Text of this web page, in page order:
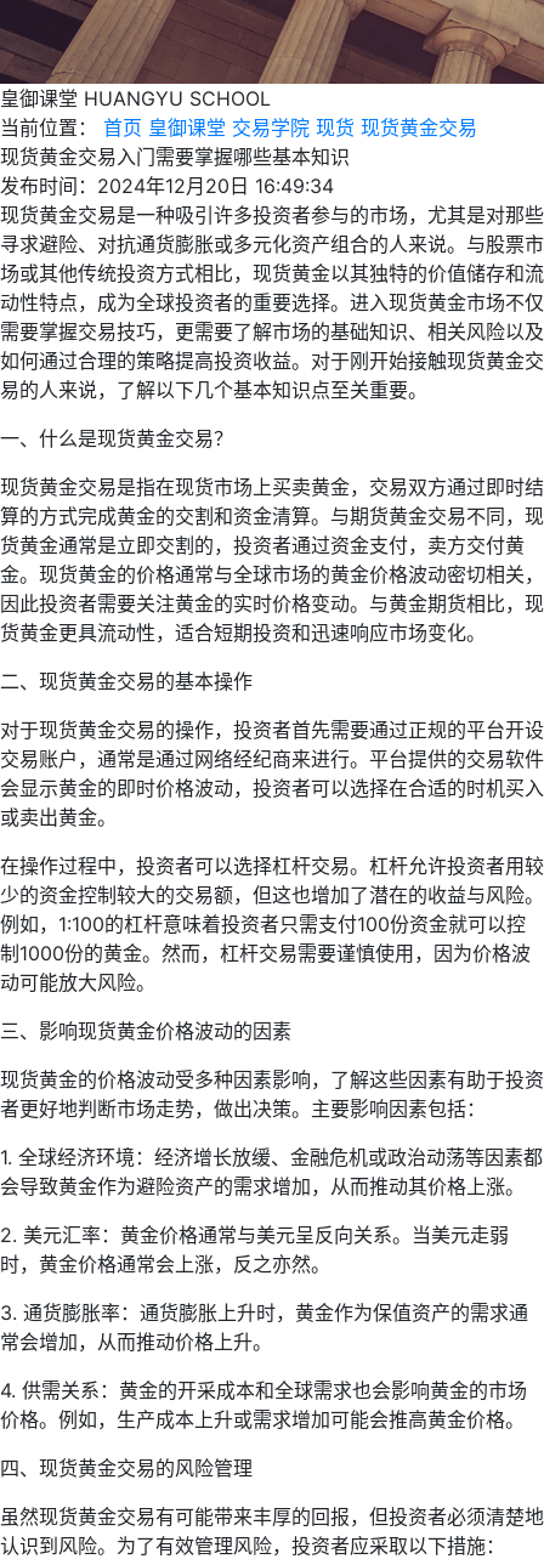
皇御课堂 HUANGYU SCHOOL
当前位置：
首页 皇御课堂 交易学院 现货 现货黄金交易
现货黄金交易入门需要掌握哪些基本知识
发布时间：2024年12月20日 16:49:34
现货黄金交易是一种吸引许多投资者参与的市场，尤其是对那些
寻求避险、对抗通货膨胀或多元化资产组合的人来说。与股票市
场或其他传统投资方式相比，现货黄金以其独特的价值储存和流
动性特点，成为全球投资者的重要选择。进入现货黄金市场不仅
需要掌握交易技巧，更需要了解市场的基础知识、相关风险以及
如何通过合理的策略提高投资收益。对于刚开始接触现货黄金交
易的人来说，了解以下几个基本知识点至关重要。
一、什么是现货黄金交易？
现货黄金交易是指在现货市场上买卖黄金，交易双方通过即时结
算的方式完成黄金的交割和资金清算。与期货黄金交易不同，现
货黄金通常是立即交割的，投资者通过资金支付，卖方交付黄
金。现货黄金的价格通常与全球市场的黄金价格波动密切相关，
因此投资者需要关注黄金的实时价格变动。与黄金期货相比，现
货黄金更具流动性，适合短期投资和迅速响应市场变化。
二、现货黄金交易的基本操作
对于现货黄金交易的操作，投资者首先需要通过正规的平台开设
交易账户，通常是通过网络经纪商来进行。平台提供的交易软件
会显示黄金的即时价格波动，投资者可以选择在合适的时机买入
或卖出黄金。
在操作过程中，投资者可以选择杠杆交易。杠杆允许投资者用较
少的资金控制较大的交易额，但这也增加了潜在的收益与风险。
例如，1:100的杠杆意味着投资者只需支付100份资金就可以控
制1000份的黄金。然而，杠杆交易需要谨慎使用，因为价格波
动可能放大风险。
三、影响现货黄金价格波动的因素
现货黄金的价格波动受多种因素影响，了解这些因素有助于投资
者更好地判断市场走势，做出决策。主要影响因素包括：
1. 全球经济环境：经济增长放缓、金融危机或政治动荡等因素都
会导致黄金作为避险资产的需求增加，从而推动其价格上涨。
2. 美元汇率：黄金价格通常与美元呈反向关系。当美元走弱
时，黄金价格通常会上涨，反之亦然。
3. 通货膨胀率：通货膨胀上升时，黄金作为保值资产的需求通
常会增加，从而推动价格上升。
4. 供需关系：黄金的开采成本和全球需求也会影响黄金的市场
价格。例如，生产成本上升或需求增加可能会推高黄金价格。
四、现货黄金交易的风险管理
虽然现货黄金交易有可能带来丰厚的回报，但投资者必须清楚地
认识到风险。为了有效管理风险，投资者应采取以下措施：